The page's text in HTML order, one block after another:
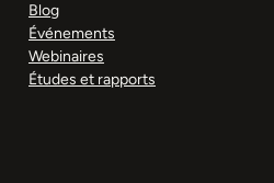
Blog
Événements
Webinaires
Études et rapports